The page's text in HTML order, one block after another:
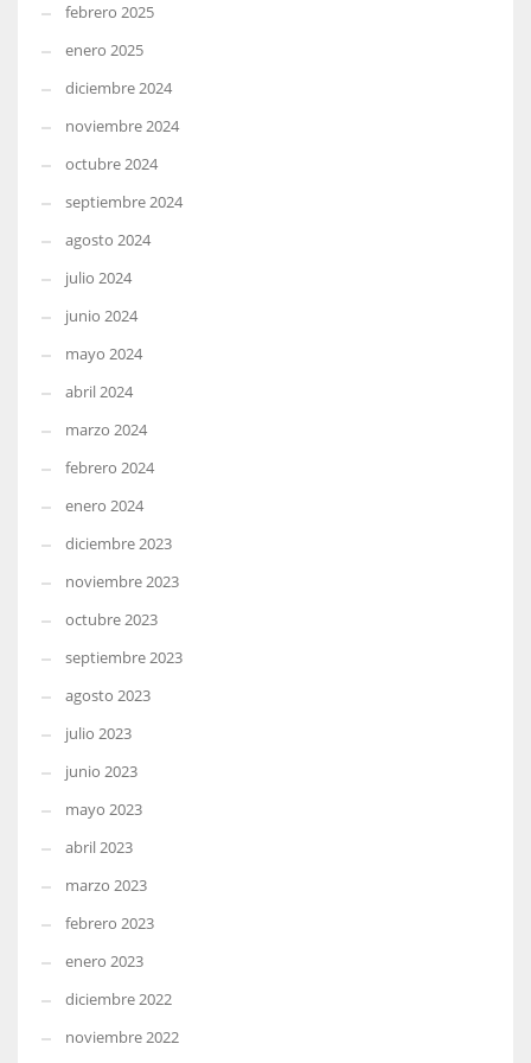
febrero 2025
enero 2025
diciembre 2024
noviembre 2024
octubre 2024
septiembre 2024
agosto 2024
julio 2024
junio 2024
mayo 2024
abril 2024
marzo 2024
febrero 2024
enero 2024
diciembre 2023
noviembre 2023
octubre 2023
septiembre 2023
agosto 2023
julio 2023
junio 2023
mayo 2023
abril 2023
marzo 2023
febrero 2023
enero 2023
diciembre 2022
noviembre 2022